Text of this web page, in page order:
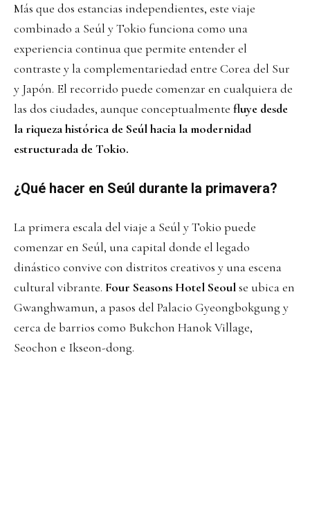
Más que dos estancias independientes, este viaje
combinado a Seúl y Tokio funciona como una
experiencia continua que permite entender el
contraste y la complementariedad entre Corea del Sur
y Japón. El recorrido puede comenzar en cualquiera de
las dos ciudades, aunque conceptualmente fluye desde
la riqueza histórica de Seúl hacia la modernidad
estructurada de Tokio.
¿Qué hacer en Seúl durante la primavera?
La primera escala del viaje a Seúl y Tokio puede
comenzar en Seúl, una capital donde el legado
dinástico convive con distritos creativos y una escena
cultural vibrante. Four Seasons Hotel Seoulse ubica en
Gwanghwamun, a pasos del Palacio Gyeongbokgung y
cerca de barrios como Bukchon Hanok Village,
Seochon e Ikseon-dong.